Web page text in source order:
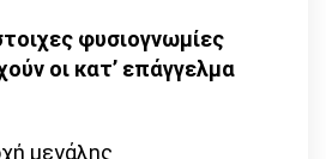
φυσιογνωμίες
οι κατ’ επάγγελμα
μεγάλης